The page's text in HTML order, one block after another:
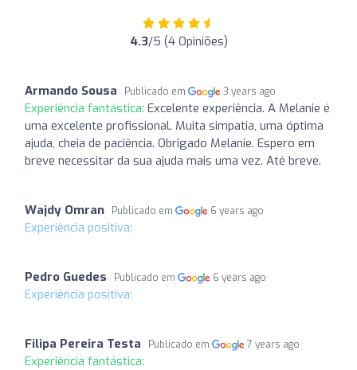
4.3/5 (4 Opiniões)
Armando Sousa Publicado em 3 years ago
Experiência fantástica: Excelente experiência. A Melanie é
uma excelente profissional. Muita simpatia, uma óptima
ajuda, cheia de paciência. Obrigado Melanie. Espero em
breve necessitar da sua ajuda mais uma vez. Até breve.
Wajdy Omran Publicado em 6 years ago
Experiência positiva:
Pedro Guedes Publicado em 6 years ago
Experiência positiva:
Filipa Pereira Testa Publicado em 7 years ago
Experiência fantástica: